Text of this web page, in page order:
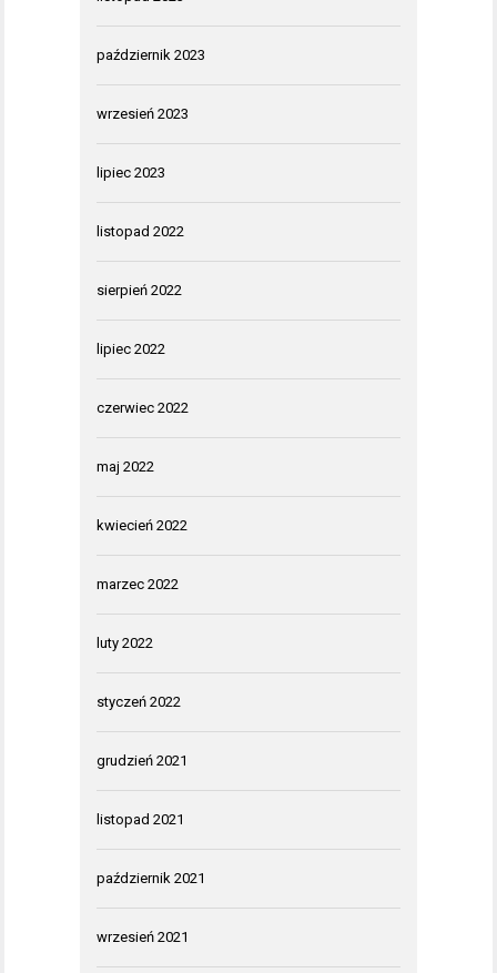
październik 2023
wrzesień 2023
lipiec 2023
listopad 2022
sierpień 2022
lipiec 2022
czerwiec 2022
maj 2022
kwiecień 2022
marzec 2022
luty 2022
styczeń 2022
grudzień 2021
listopad 2021
październik 2021
wrzesień 2021